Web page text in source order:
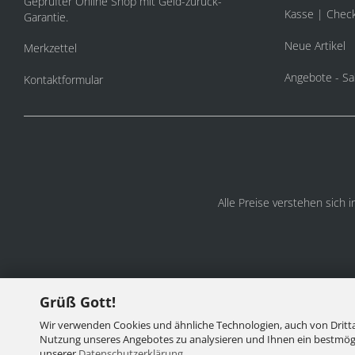
Grüß Gott!
Wir verwenden Cookies und ähnliche Technologien, auch von
Nutzung unseres Angebotes zu analysieren und Ihnen ein
Garantie.
Merkzettel
Kontaktformular
Kasse |
Neue Artikel
Angebote -
Alle Preise verstehen sich